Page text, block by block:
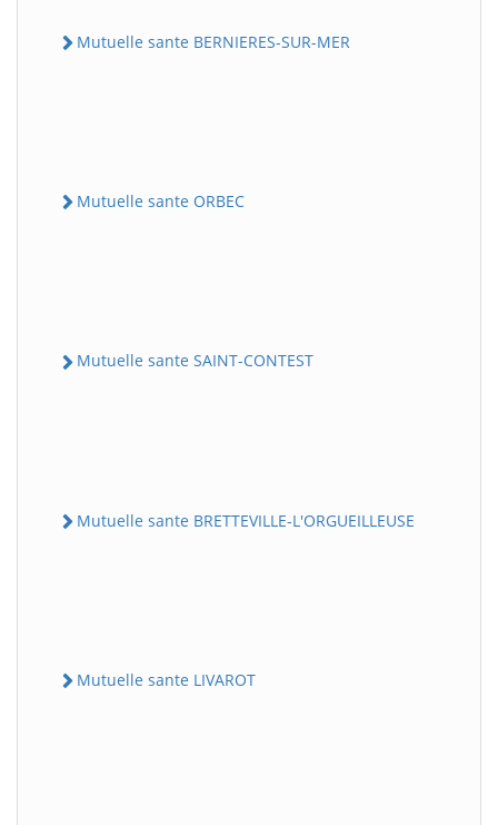
Mutuelle sante BERNIERES-SUR-MER
Mutuelle sante ORBEC
Mutuelle sante SAINT-CONTEST
Mutuelle sante BRETTEVILLE-L'ORGUEILLEUSE
Mutuelle sante LIVAROT